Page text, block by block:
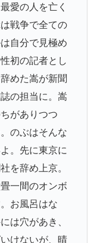
愛の人を亡く
戦争で全ての
自分で見極め
初の記者とし
めた嵩が新聞
の担当に。嵩
がありつつ
のぶはそんな
。先に東京に
を辞め上京。
一間のオンボ
お風呂はな
は穴があき、
けないが、晴